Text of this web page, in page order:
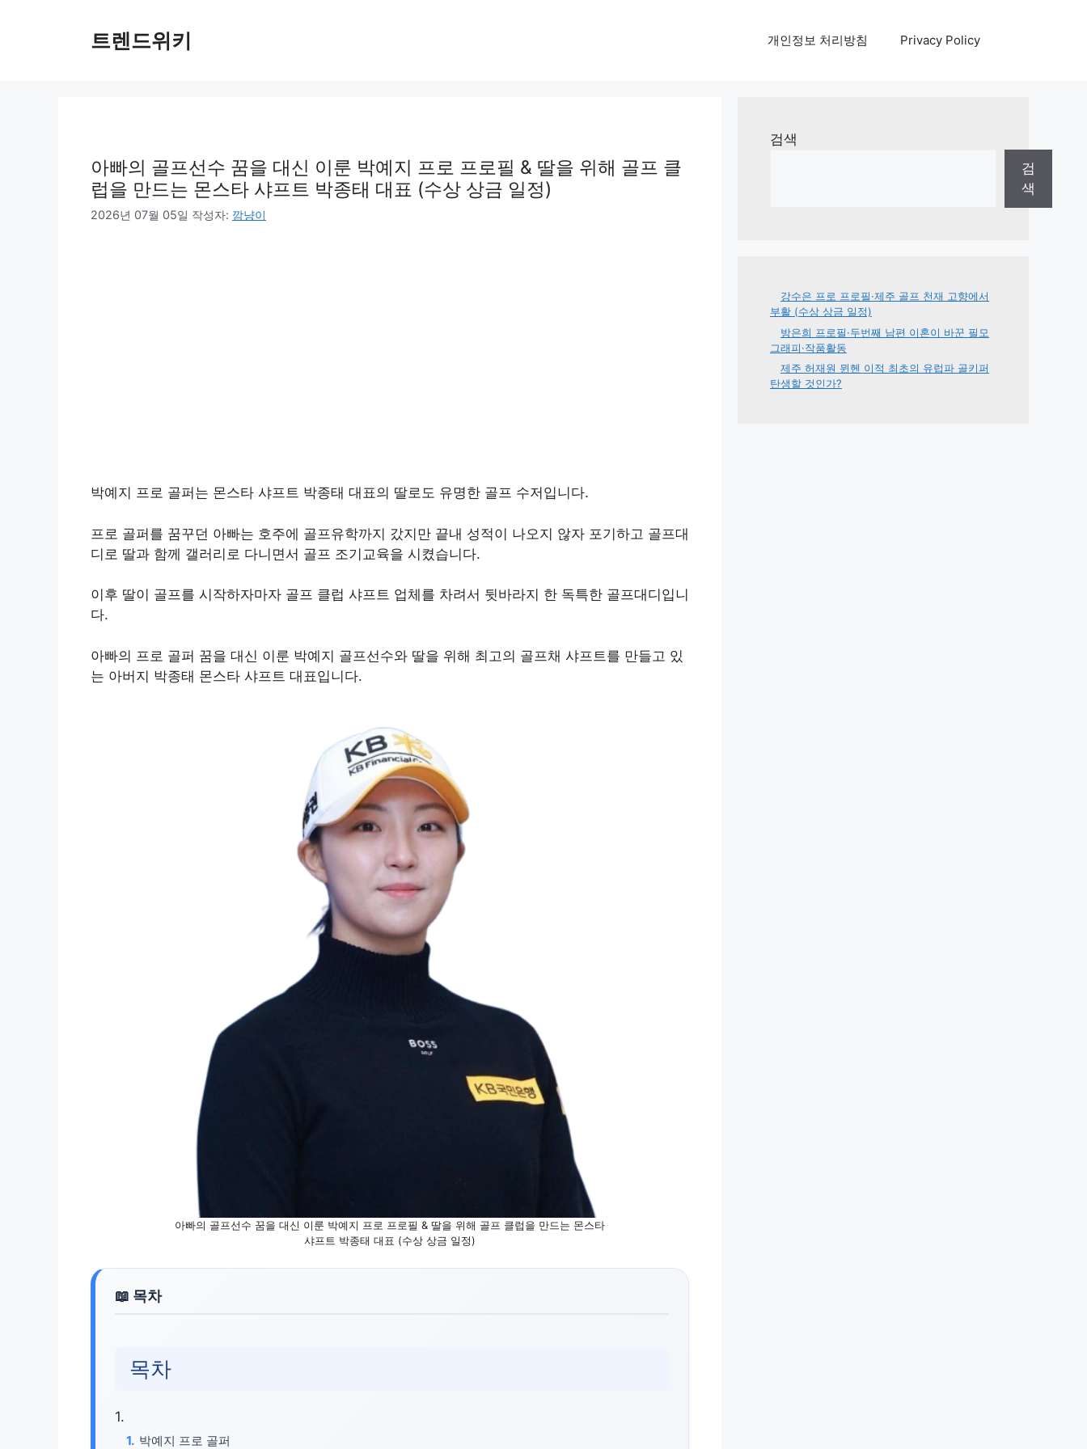
트렌드위키 개인정보 처리방침 Privacy Policy
아빠의 골프선수 꿈을 대신 이룬 박예지 프로 프로필 & 딸을 위해 골프 클
럽을 만드는 몬스타 샤프트 박종태 대표 (수상 상금 일정)
2026년 07월 05일 작성자: 깜냥이
박예지 프로 골퍼는 몬스타 샤프트 박종태 대표의 딸로도 유명한 골프 수저입니다.
프로 골퍼를 꿈꾸던 아빠는 호주에 골프유학까지 갔지만 끝내 성적이 나오지 않자 포기하고 골프대
디로 딸과 함께 갤러리로 다니면서 골프 조기교육을 시켰습니다.
이후 딸이 골프를 시작하자마자 골프 클럽 샤프트 업체를 차려서 뒷바라지 한 독특한 골프대디입니
다.
아빠의 프로 골퍼 꿈을 대신 이룬 박예지 골프선수와 딸을 위해 최고의 골프채 샤프트를 만들고 있
는 아버지 박종태 몬스타 샤프트 대표입니다.
아빠의 골프선수 꿈을 대신 이룬 박예지 프로 프로필 & 딸을 위해 골프 클럽을 만드는 몬스타
샤프트 박종태 대표 (수상 상금 일정)
목차
박예지 프로 골퍼
검색
검
색
강수은 프로 프로필·제주 골프 천재 고향에서
부활 (수상 상금 일정)
방은희 프로필·두번째 남편 이혼이 바꾼 필모
그래피·작품활동
제주 허재원 뮌헨 이적 최초의 유럽파 골키퍼
탄생할 것인가?